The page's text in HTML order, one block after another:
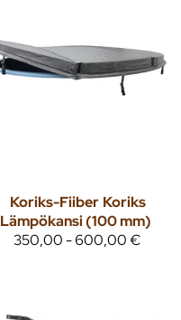
Koriks-Fiiber Koriks
Lämpökansi (100 mm)
350,00 - 600,00 €